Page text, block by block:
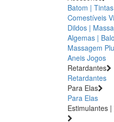
Batom |
Comestíveis
Dildos |
Algemas |
Massagem
Aneis Jogos
Retardantes
Retardantes
Para Elas
Para Elas
Estimulantes